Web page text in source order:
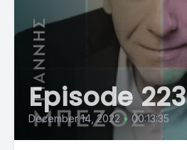
Episode 223
December 14, 2022 • 00:13:35